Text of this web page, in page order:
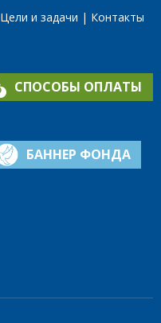
Цели и задачи Контакты
СПОСОБЫ ОПЛАТЫ
БАННЕР ФОНДА